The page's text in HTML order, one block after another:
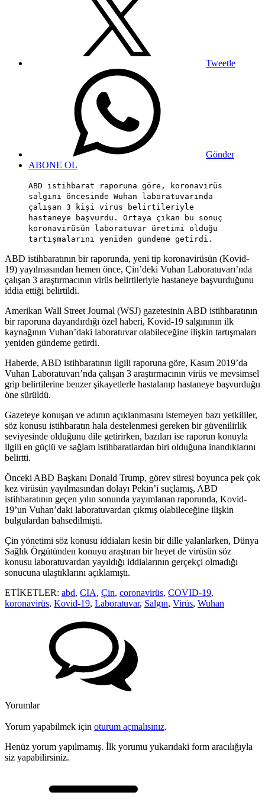
Tweetle
Gönder
ABONE OL
ABD istihbarat raporuna göre, koronavirüs
salgını öncesinde Wuhan laboratuvarında
çalışan 3 kişi virüs belirtileriyle
hastaneye başvurdu. Ortaya çıkan bu sonuç
koronavirüsün laboratuvar üretimi olduğu
tartışmalarını yeniden gündeme getirdi.
ABD istihbaratının bir raporunda, yeni tip koronavirüsün (Kovid-
19) yayılmasından hemen önce, Çin’deki Vuhan Laboratuvarı’nda
çalışan 3 araştırmacının virüs belirtileriyle hastaneye başvurduğunu
iddia ettiği belirtildi.
Amerikan Wall Street Journal (WSJ) gazetesinin ABD istihbaratının
bir raporuna dayandırdığı özel haberi, Kovid-19 salgınının ilk
kaynağının Vuhan’daki laboratuvar olabileceğine ilişkin tartışmaları
yeniden gündeme getirdi.
Haberde, ABD istihbaratının ilgili raporuna göre, Kasım 2019’da
Vuhan Laboratuvarı’nda çalışan 3 araştırmacının virüs ve mevsimsel
grip belirtilerine benzer şikayetlerle hastalanıp hastaneye başvurduğu
öne sürüldü.
Gazeteye konuşan ve adının açıklanmasını istemeyen bazı yetkililer,
söz konusu istihbaratın hala destelenmesi gereken bir güvenilirlik
seviyesinde olduğunu dile getirirken, bazıları ise raporun konuyla
ilgili en güçlü ve sağlam istihbaratlardan biri olduğuna inandıklarını
belirtti.
Önceki ABD Başkanı Donald Trump, görev süresi boyunca pek çok
kez virüsün yayılmasından dolayı Pekin’i suçlamış, ABD
istihbaratının geçen yılın sonunda yayımlanan raporunda, Kovid-
19’un Vuhan’daki laboratuvardan çıkmış olabileceğine ilişkin
bulgulardan bahsedilmişti.
Çin yönetimi söz konusu iddiaları kesin bir dille yalanlarken, Dünya
Sağlık Örgütünden konuyu araştıran bir heyet de virüsün söz
konusu laboratuvardan yayıldığı iddialarının gerçekçi olmadığı
sonucuna ulaştıklarını açıklamıştı.
ETİKETLER: abd, CIA, Çin, coronavirüs, COVID-19,
koronavirüs, Kovid-19, Laboratuvar, Salgın, Virüs, Wuhan
Yorumlar
Yorum yapabilmek için oturum açmalısınız.
Henüz yorum yapılmamış. İlk yorumu yukarıdaki form aracılığıyla
siz yapabilirsiniz.